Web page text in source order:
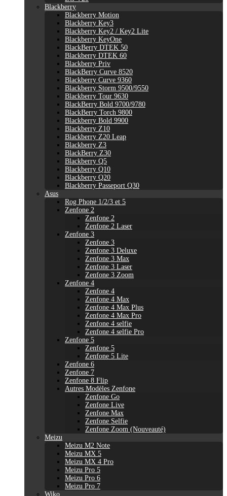
Blackberry
Blackberry Motion
Blackberry Key3
Blackberry Key2 / Key2 Lite
Blackberry KeyOne
BlackBerry DTEK 50
Blackberry DTEK 60
Blackberry Priv
BlackBerry Curve 8520
Blackberry Curve 9360
Blackberry Storm 9500/9550
Blackberry Tour 9630
BlackBerry Bold 9700/9780
BlackBerry Torch 9800
Blackberry Bold 9900
Blackberry Z10
Blackberry Z20 Leap
Blackberry Z3
BlackBerry Z30
Blackberry Q5
Blackberry Q10
Blackberry Q20
Blackberry Passeport Q30
Asus
Rog Phone 1/2/3 et 5
Zenfone 2
Zenfone 2
Zenfone 2 Laser
Zenfone 3
Zenfone 3
Zenfone 3 Deluxe
Zenfone 3 Max
Zenfone 3 Laser
Zenfone 3 Zoom
Zenfone 4
Zenfone 4
Zenfone 4 Max
Zenfone 4 Max Plus
Zenfone 4 Max Pro
Zenfone 4 selfie
Zenfone 4 selfie Pro
Zenfone 5
Zenfone 5
Zenfone 5 Lite
Zenfone 6
Zenfone 7
Zenfone 8 Flip
Autres Modèles Zenfone
Zenfone Go
Zenfone Live
Zenfone Max
Zenfone Selfie
Zenfone Zoom (Nouveauté)
Meizu
Meizu M2 Note
Meizu MX 5
Meizu MX 4 Pro
Meizu Pro 5
Meizu Pro 6
Meizu Pro 7
Wiko